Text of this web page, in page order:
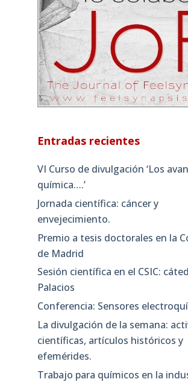
Entradas recientes
VI Curso de divulgación ‘Los
química….’
Jornada científica: cáncer y
envejecimiento.
Premio a tesis doctorales en la
de Madrid
Sesión científica en el CSIC:
Palacios
Conferencia: Sensores
La divulgación de la semana:
científicas, artículos históricos y
efemérides.
Trabajo para químicos en la